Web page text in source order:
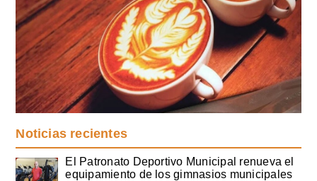
Noticias recientes
El Patronato Deportivo Municipal renueva el
equipamiento de los gimnasios municipales